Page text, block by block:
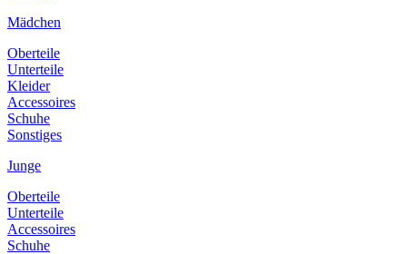
Mädchen
Oberteile
Unterteile
Kleider
Accessoires
Schuhe
Sonstiges
Junge
Oberteile
Unterteile
Accessoires
Schuhe